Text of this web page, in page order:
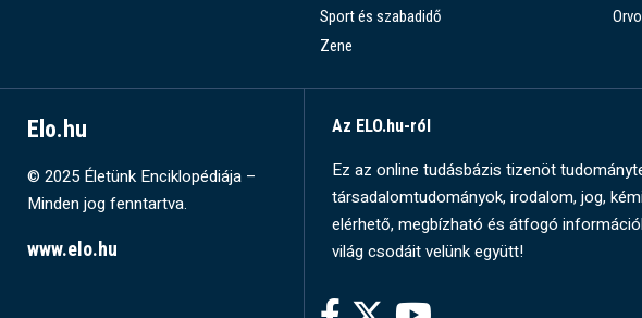
Sport és szabadidő
Zene
Elo.hu
© 2025 Életünk Enciklopédiája –
Minden jog fenntartva.
www.elo.hu
Az ELO.hu-ról
Ez az online tudásbázis tizenöt
társadalomtudományok, irodalom, jog,
elérhető, megbízható és átfogó
világ csodáit velünk együtt!